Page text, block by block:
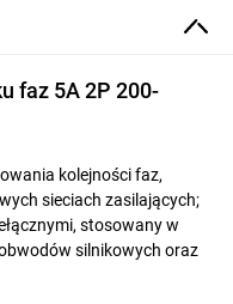
faz 5A 2P 200-
kolejności faz,
sieciach zasilających;
stosowany w
silnikowych oraz